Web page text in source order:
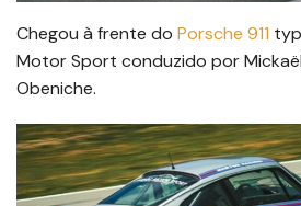
Chegou à frente do Porsche 911
Motor Sport conduzido por
Obeniche.